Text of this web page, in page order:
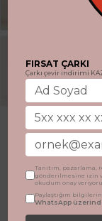
FIRSAT ÇARKI
Çarkı çevir indirimi
Tanıtım,
gönderilmesine izin
okudum onay
Paylaştığım bilgilerin
WhatsApp